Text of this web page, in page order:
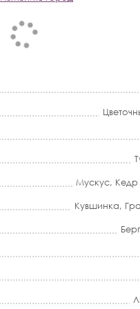
Мускус, Кедр
Кувшинка,